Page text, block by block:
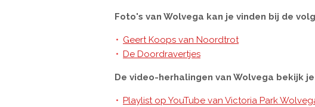
Foto's van Wolvega kan je vinden bij de
Geert Koops van Noordtrot
De Doordravertjes
De video-herhalingen van Wolvega bekijk
Playlist op YouTube van Victoria Park